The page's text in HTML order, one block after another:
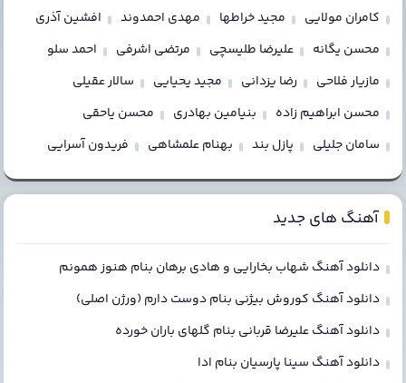
کامران مولایی
مجید خراطها مهدی احمدوند
افشین آذری
محسن یگانه
علیرضا طلیسچی مرتضی اشرفی
احمد سلو
مازیار فلاحی
رضا یزدانی مجید یحیایی
سالار عقیلی
محسن ابراهیم زاده
بنیامین بهادری
محسن یاحقی
سامان جلیلی
پازل بند بهنام علمشاهی فریدون آسرایی
آهنگ های جدید
دانلود آهنگ شهاب بخارایی و هادی برهان بنام هنوز همونم
دانلود آهنگ کوروش بیژنی بنام دوست دارم (ورژن اصلی)
دانلود آهنگ علیرضا قربانی بنام گلهای باران خورده
دانلود آهنگ سینا پارسیان بنام ادا